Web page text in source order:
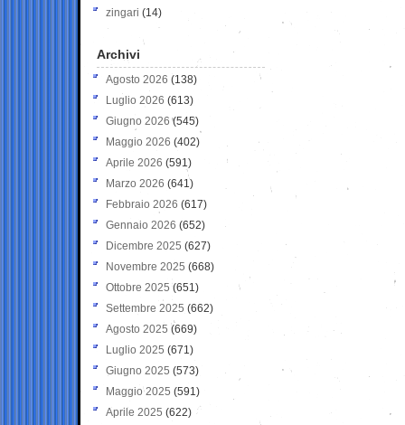
zingari (14)
Archivi
Agosto 2026 (138)
Luglio 2026 (613)
Giugno 2026 (545)
Maggio 2026 (402)
Aprile 2026 (591)
Marzo 2026 (641)
Febbraio 2026 (617)
Gennaio 2026 (652)
Dicembre 2025 (627)
Novembre 2025 (668)
Ottobre 2025 (651)
Settembre 2025 (662)
Agosto 2025 (669)
Luglio 2025 (671)
Giugno 2025 (573)
Maggio 2025 (591)
Aprile 2025 (622)